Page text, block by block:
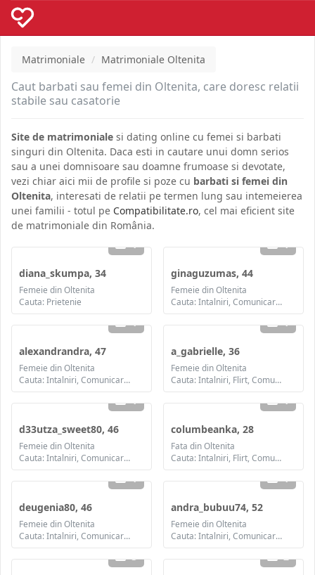
Matrimoniale Matrimoniale Oltenita
Caut barbati sau femei din Oltenita, care doresc relatii
stabile sau casatorie
Site de matrimoniale si dating online cu femei si barbati
singuri din Oltenita. Daca esti in cautare unui domn serios
sau a unei domnisoare sau doamne frumoase si devotate,
vezi chiar aici mii de profile si poze cu barbati si femei din
Oltenita, interesati de relatii pe termen lung sau intemeierea
unei familii - totul pe Compatibilitate.ro, cel mai eficient site
de matrimoniale din România.
1
diana_skumpa, 34
Femeie din Oltenita
Cauta: Prietenie
1
ginaguzumas, 44
Femeie din Oltenita
Cauta: Intalniri, Comunicare / chat, Prietenie, Casatorie
1
alexandrandra, 47
Femeie din Oltenita
Cauta: Intalniri, Comunicare / chat, Prietenie, Casatorie
1
a_gabrielle, 36
Femeie din Oltenita
Cauta: Intalniri, Flirt, Comunicare / chat, Prietenie, Casatorie
1
d33utza_sweet80, 46
Femeie din Oltenita
Cauta: Intalniri, Comunicare / chat, Prietenie, Casatorie
1
columbeanka, 28
Fata din Oltenita
Cauta: Intalniri, Flirt, Comunicare / chat, Prietenie, Casatorie
1
deugenia80, 46
Femeie din Oltenita
Cauta: Intalniri, Comunicare / chat, Prietenie, Casatorie
1
andra_bubuu74, 52
Femeie din Oltenita
Cauta: Intalniri, Comunicare / chat, Prietenie, Casatorie
3 2